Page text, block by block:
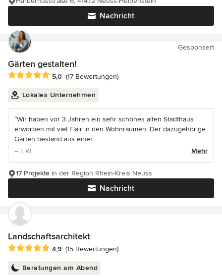
Nachricht
Gesponsert
Gärten gestalten!
Durchschnittliche Bewertung: 5 von 5 Sternen
5,0 (17 Bewertungen)
Lokales Unternehmen
“Wir haben vor 3 Jahren ein sehr schönes alten Stadthaus
erworben mit viel Flair in den Wohnräumen. Der dazugehörige
Garten bestand aus einer...
– I. W.
Mehr
Nachricht
17 Projekte in der Region Rhein-Kreis Neuss
Landschaftsarchitekt
Durchschnittliche Bewertung: 4.9 von 5 Sternen
4,9 (15 Bewertungen)
Beratungen am Abend